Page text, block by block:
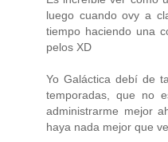
luego cuando ovy a
tiempo haciendo una
pelos XD
Yo Galáctica debí de
temporadas, que no
administrarme mejor
haya nada mejor que